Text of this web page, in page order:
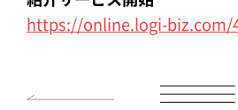
https://online.logi-biz.com/